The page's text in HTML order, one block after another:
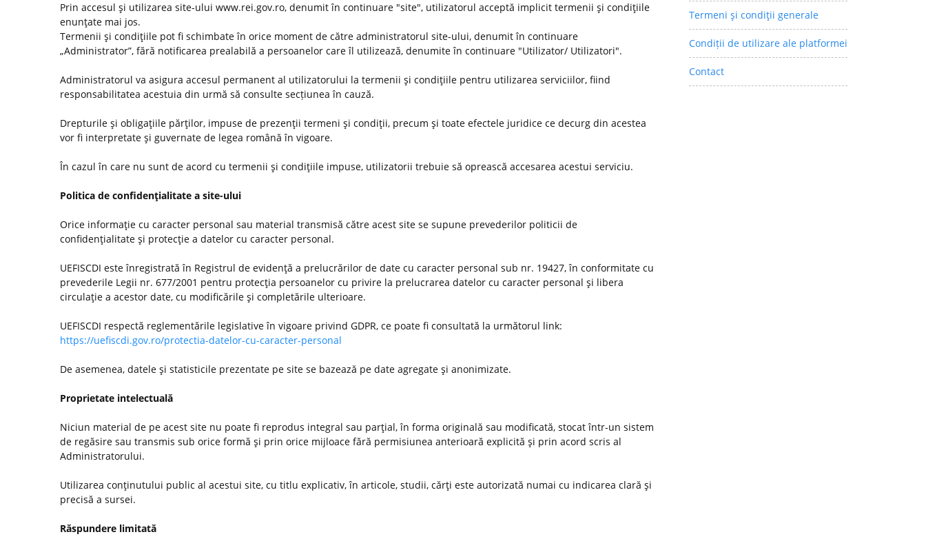
Prin accesul şi utilizarea site-ului www.rei.gov.ro, denumit în continuare "site", utilizatorul acceptă implicit termenii şi condiţiile
enunţate mai jos.
Termenii şi condiţiile pot fi schimbate în orice moment de către administratorul site-ului, denumit în continuare
„Administrator”, fără notificarea prealabilă a persoanelor care îl utilizează, denumite în continuare "Utilizator/ Utilizatori".
Administratorul va asigura accesul permanent al utilizatorului la termenii şi condiţiile pentru utilizarea serviciilor, fiind
responsabilitatea acestuia din urmă să consulte secțiunea în cauză.
Drepturile şi obligaţiile părţilor, impuse de prezenţii termeni şi condiţii, precum şi toate efectele juridice ce decurg din acestea
vor fi interpretate şi guvernate de legea română în vigoare.
În cazul în care nu sunt de acord cu termenii şi condiţiile impuse, utilizatorii trebuie să oprească accesarea acestui serviciu.
Politica de confidenţialitate a site-ului
Orice informaţie cu caracter personal sau material transmisă către acest site se supune prevederilor politicii de
confidenţialitate şi protecţie a datelor cu caracter personal.
UEFISCDI este înregistrată în Registrul de evidenţă a prelucrărilor de date cu caracter personal sub nr. 19427, în conformitate cu
prevederile Legii nr. 677/2001 pentru protecţia persoanelor cu privire la prelucrarea datelor cu caracter personal şi libera
circulaţie a acestor date, cu modificările şi completările ulterioare.
UEFISCDI respectă reglementările legislative în vigoare privind GDPR, ce poate fi consultată la următorul link:
https://uefiscdi.gov.ro/protectia-datelor-cu-caracter-personal
De asemenea, datele şi statisticile prezentate pe site se bazează pe date agregate şi anonimizate.
Proprietate intelectuală
Niciun material de pe acest site nu poate fi reprodus integral sau parţial, în forma originală sau modificată, stocat într-un sistem
de regăsire sau transmis sub orice formă şi prin orice mijloace fără permisiunea anterioară explicită şi prin acord scris al
Administratorului.
Utilizarea conţinutului public al acestui site, cu titlu explicativ, în articole, studii, cărţi este autorizată numai cu indicarea clară şi
precisă a sursei.
Răspundere limitată
Termeni şi condiţii generale
Condiții de utilizare ale platformei
Contact